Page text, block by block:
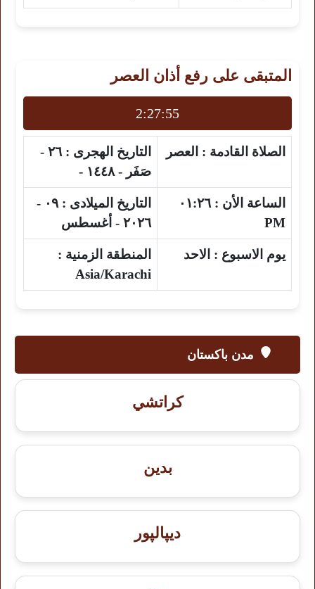
المتبقى على رفع أذان العصر
2:27:54
الصلاة القادمة : العصر التاريخ الهجرى :
٢٦ -
صَفَر - ١٤٤٨ -
الساعة الأن : ٠١:٢٦
PM
التاريخ الميلادى :
٠٩ -
٢٠٢٦ - أغسطس
يوم الاسبوع : الاحد
المنطقة الزمنية :
Asia/Karachi
مدن باكستان
كراتشي
بدین
دیپالپور